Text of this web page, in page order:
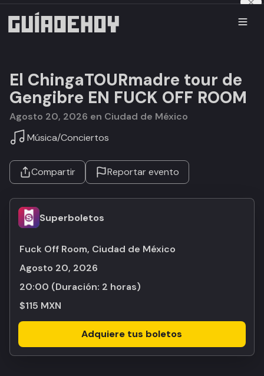
El ChingaTOURmadre tour de
Gengibre EN FUCK OFF ROOM
agosto 20, 2026 en Ciudad de México
Música/Conciertos
Compartir Reportar evento
Superboletos
Fuck Off Room, Ciudad de México
agosto 20, 2026
20:00 (Duración: 2 horas)
$115 MXN
Adquiere tus boletos